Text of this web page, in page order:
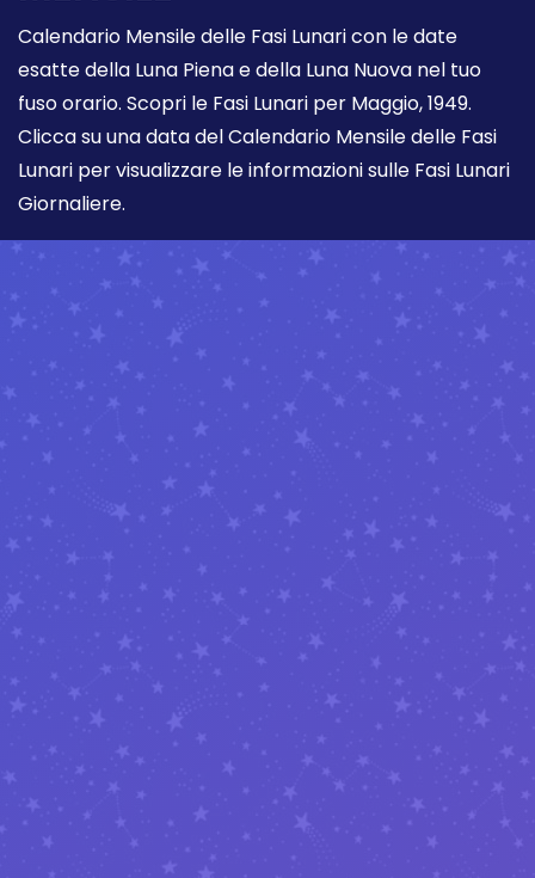
Calendario Mensile delle Fasi Lunari con le date
esatte della Luna Piena e della Luna Nuova nel tuo
fuso orario. Scopri le Fasi Lunari per Maggio, 1949.
Clicca su una data del Calendario Mensile delle Fasi
Lunari per visualizzare le informazioni sulle Fasi Lunari
Giornaliere.